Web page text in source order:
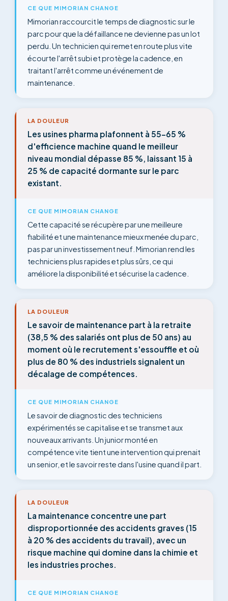
CE QUE MIMORIAN CHANGE
Mimorian raccourcit le temps de diagnostic sur le
parc pour que la défaillance ne devienne pas un lot
perdu. Un technicien qui remet en route plus vite
écourte l'arrêt subi et protège la cadence, en
traitant l'arrêt comme un événement de
maintenance.
LA DOULEUR
Les usines pharma plafonnent à 55-65 %
d'efficience machine quand le meilleur
niveau mondial dépasse 85 %, laissant 15 à
25 % de capacité dormante sur le parc
existant.
CE QUE MIMORIAN CHANGE
Cette capacité se récupère par une meilleure
fiabilité et une maintenance mieux menée du parc,
pas par un investissement neuf. Mimorian rend les
techniciens plus rapides et plus sûrs, ce qui
améliore la disponibilité et sécurise la cadence.
LA DOULEUR
Le savoir de maintenance part à la retraite
(38,5 % des salariés ont plus de 50 ans) au
moment où le recrutement s'essouffle et où
plus de 80 % des industriels signalent un
décalage de compétences.
CE QUE MIMORIAN CHANGE
Le savoir de diagnostic des techniciens
expérimentés se capitalise et se transmet aux
nouveaux arrivants. Un junior monté en
compétence vite tient une intervention qui prenait
un senior, et le savoir reste dans l'usine quand il part.
LA DOULEUR
La maintenance concentre une part
disproportionnée des accidents graves (15
à 20 % des accidents du travail), avec un
risque machine qui domine dans la chimie et
les industries proches.
CE QUE MIMORIAN CHANGE